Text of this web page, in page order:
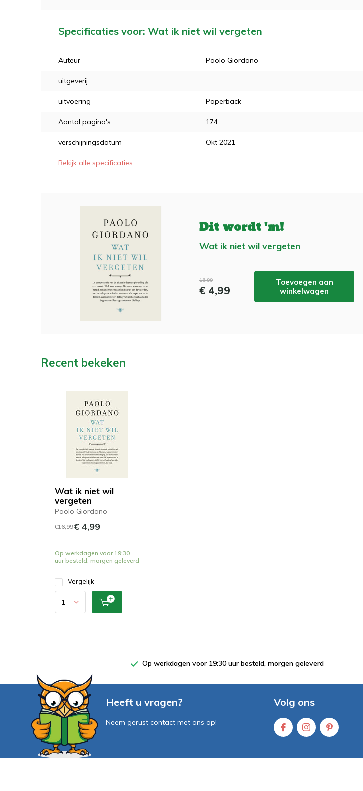
Specificaties voor: Wat ik niet wil vergeten
Auteur Paolo Giordano
uitgeverij
uitvoering Paperback
Aantal pagina's 174
verschijningsdatum Okt 2021
Bekijk alle specificaties
Dit wordt 'm!
Wat ik niet wil vergeten
16,99
€ 4,99
Toevoegen aan
winkelwagen
Recent bekeken
Wat ik niet wil
vergeten
Paolo Giordano
€16,99€ 4,99
Op werkdagen voor 19:30
uur besteld, morgen geleverd
Vergelijk
Op werkdagen voor 19:30 uur besteld, morgen geleverd
Heeft u vragen?
Neem gerust contact met ons op!
Volg ons